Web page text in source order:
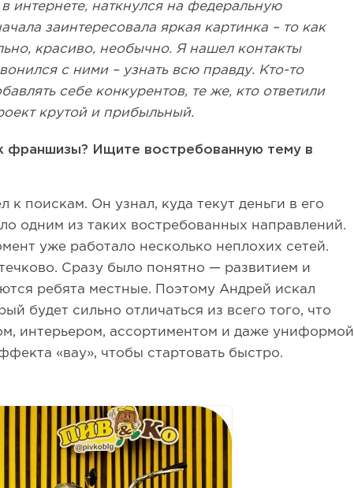
интернете, наткнулся на федеральную
заинтересовала яркая картинка – то как
красиво, необычно. Я нашел контакты
с ними – узнать всю правду. Кто-то
себе конкурентов, те же, кто ответили
крутой и прибыльный.
франшизы? Ищите востребованную тему в
поискам. Он узнал, куда текут деньги в его
одним из таких востребованных направлений.
уже работало несколько неплохих сетей.
Сразу было понятно — развитием и
ребята местные. Поэтому Андрей искал
будет сильно отличаться из всего того, что
интерьером, ассортиментом и даже униформой
«вау», чтобы стартовать быстро.